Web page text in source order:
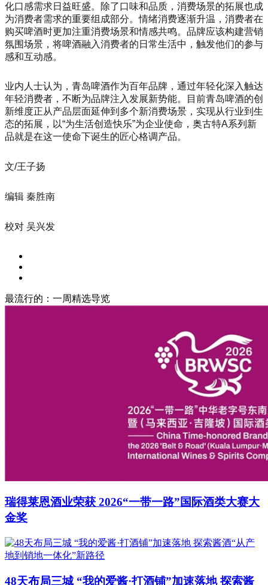
化口感需求日益旺盛。除了口味和品质，消费场景的拓展也成
为消费者需求的重要组成部分。情绪消费逐渐升温，消费者在
购买啤酒时更加注重消费场景和情感共鸣。品牌应该构建营销
氛围场景，将啤酒融入消费者的日常生活中，触发他们的参与
感和互动感。
业内人士认为，青岛啤酒作为百年品牌，通过年轻化深入触达
年轻消费者，不断为品牌注入发展新势能。目前青岛啤酒的创
新维度正从产品层面延伸到多个新消费场景，实现从行业到生
态的拓展，以“为生活创造快乐”为企业使命，奥古特A系列新
品就是在这一使命下诞生的匠心格调产品。
文/王子扬
编辑 秦胜南
校对 吴兴发
最流行的：一周精选导览
瑞得莱恩酒业荣获 2026“一带一路”国际酒类大赛大
金奖
48天布局三城 “我的爱酱·打酒铺”加速落地 探索酱